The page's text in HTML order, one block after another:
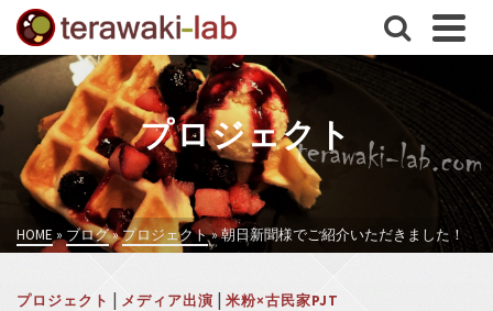
プロジェクト
HOME » ブログ»プロジェクト»朝日新聞様でご紹介いただきました！
プロジェクト | メディア出演 | 米粉×古民家PJT